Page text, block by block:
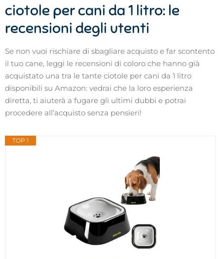
ciotole per cani da 1 litro: le
recensioni degli utenti
Se non vuoi rischiare di sbagliare acquisto e far scontento
il tuo cane, leggi le recensioni di coloro che hanno già
acquistato una tra le tante ciotole per cani da 1 litro
disponibili su Amazon: vedrai che la loro esperienza
diretta, ti aiuterà a fugare gli ultimi dubbi e potrai
procedere all’acquisto senza pensieri!
TOP 1